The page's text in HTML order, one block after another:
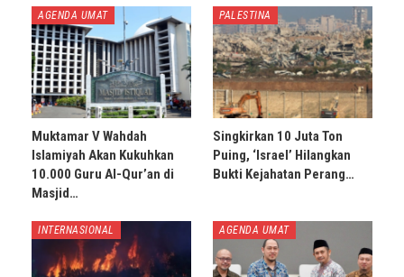
AGENDA UMAT
Muktamar V Wahdah
Islamiyah Akan Kukuhkan
10.000 Guru Al-Qur’an di
Masjid…
PALESTINA
Singkirkan 10 Juta Ton
Puing, ‘Israel’ Hilangkan
Bukti Kejahatan Perang…
INTERNASIONAL AGENDA UMAT